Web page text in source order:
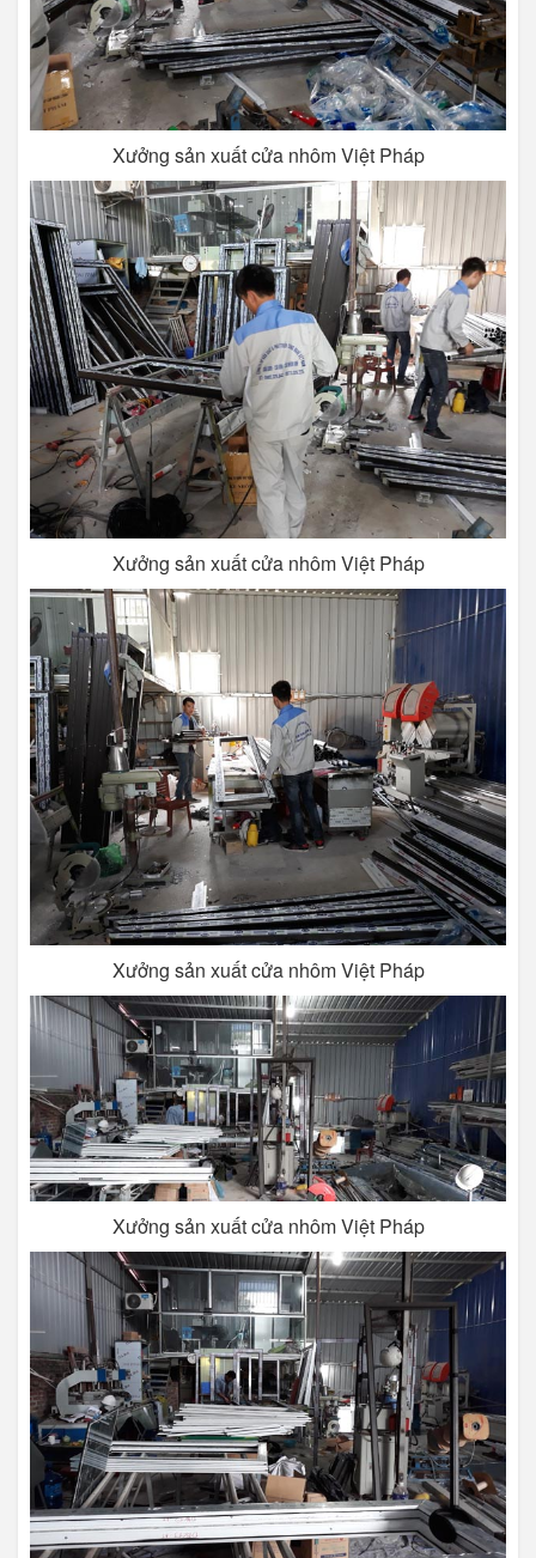
Xưởng sản xuất cửa nhôm Việt Pháp
Xưởng sản xuất cửa nhôm Việt Pháp
Xưởng sản xuất cửa nhôm Việt Pháp
Xưởng sản xuất cửa nhôm Việt Pháp